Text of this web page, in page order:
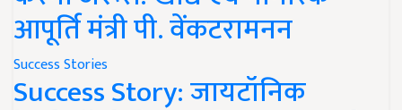
आपूर्ति मंत्री पी. वेंकटरामनन
Success Stories
Success Story: जायटॉनिक